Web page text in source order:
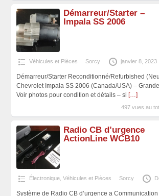
Démarreur/Starter –
Impala SS 2006
Véhicules et Pièces Sorcy janvier 8, 2023
Démarreur/Starter Reconditionné/Refurbished
Chevrolet Impala SS 2006 (Canada/USA) –
Voir photos pour condition et détails – si […]
497 vues au
Radio CB d’urgence
ActionLine WCB10
Électronique, Véhicules et Pièces Sorcy
Système de Radio CB d’urgence a